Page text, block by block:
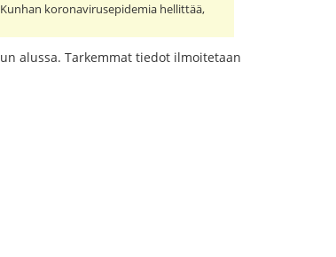
koronavirusepidemia hellittää,
alussa. Tarkemmat tiedot ilmoitetaan